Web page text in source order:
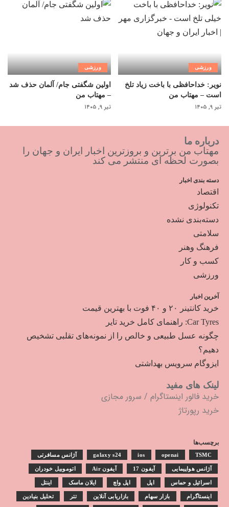
ورزشی
نویر: خداحافظی با باخت زیاد تلخ
است – مهتاب من
تیر ۹, ۱۴۰۵
ورزشی
اولین شگفتی جام/ آلمان حذف شد
– مهتاب من
تیر ۹, ۱۴۰۵
درباره ما
مهتاب من برترین و بروزترین اخبار ایران و جهان را
بصورت لحظه ای منتشر می کند
دسته بندی اخبار
اقتصاد
تکنولوژی
دسته‌بندی نشده
سلامتی
فرهنگ وهنر
کسب و کار
ورزشی
آخرین اخبار
خرید کانتینر ۲۰ و ۴۰ فوت با بهترین قیمت
Car Tyres: راهنمای کامل خرید تایر
چگونه عسل طبیعی و خالص را از نمونه‌های تقلبی تشخیص
دهیم؟
ایزوگام سرویس بهداشتی
لینک های مفید
خرید فالور اینستاگرام / سرور مجازی
خرید رپورتاژ
برچسب‌ها
galaxy s24 ios openai TSMC آژانس مسافرتی
آژانس هواپیمایی آیفون 17 آیفون Air اتوموبیل خودران
اسرائیل و حماس اپل اپل واچ ایلان ماسک اینتل
اینستاگرام بازار سهام بازاریابی آنلاین تتر تحلیل بنیادین